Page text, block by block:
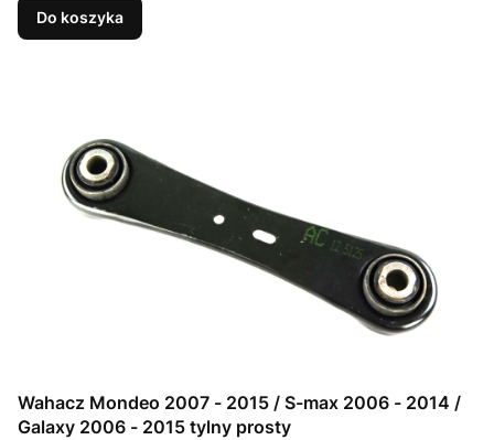
Do koszyka
Wahacz Mondeo 2007 - 2015 / S-max 2006 - 2014 /
Galaxy 2006 - 2015 tylny prosty